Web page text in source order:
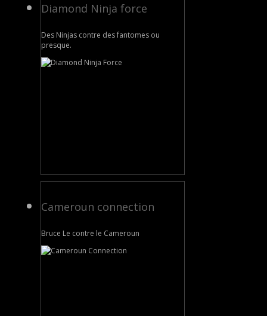
Diamond Ninja force
Des Ninjas contre des fantomes ou
presque.
Cameroun connection
Bruce Le contre le Cameroun